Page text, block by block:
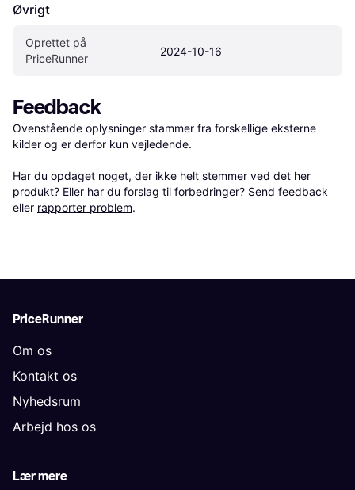
Øvrigt
Oprettet på
PriceRunner
2024-10-16
Feedback
Ovenstående oplysninger stammer fra forskellige eksterne
kilder og er derfor kun vejledende.
Har du opdaget noget, der ikke helt stemmer ved det her
produkt? Eller har du forslag til forbedringer? Send feedback
eller rapporter problem.
PriceRunner
Om os
Kontakt os
Nyhedsrum
Arbejd hos os
Lær mere